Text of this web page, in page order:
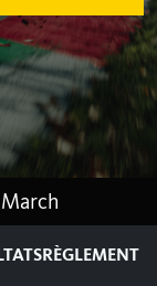
RÈGLEMENT